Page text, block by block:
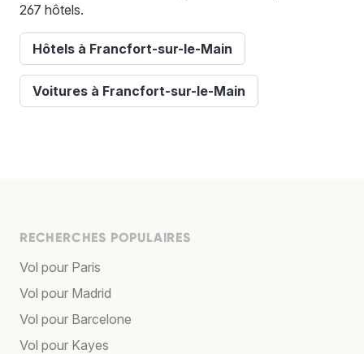
267 hôtels.
Hôtels à Francfort-sur-le-Main
Voitures à Francfort-sur-le-Main
RECHERCHES POPULAIRES
Vol pour Paris
Vol pour Madrid
Vol pour Barcelone
Vol pour Kayes